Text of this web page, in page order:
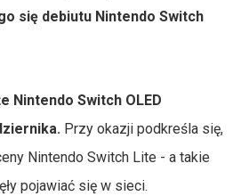
się debiutu Nintendo Switch
Nintendo Switch OLED
Przy okazji podkreśla się,
Nintendo Switch Lite - a takie
pojawiać się w sieci.